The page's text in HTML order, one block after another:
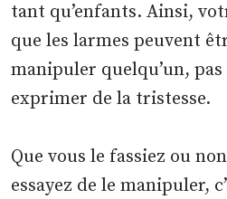
tant qu’enfants. Ainsi,
que les larmes peuvent
manipuler quelqu’un,
exprimer de la tristesse.
Que vous le fassiez ou
essayez de le manipuler,